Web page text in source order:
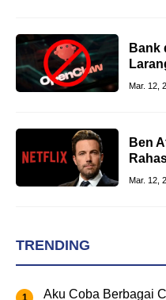
Bank
Mar. 12,
Ben
Mar. 12,
TRENDING
Aku Coba Berbagai